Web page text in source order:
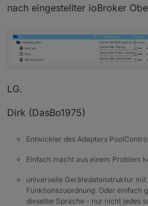
nach eingestellter ioBroker
LG.
Dirk (DasBo1975)
Entwickler des Adapters
Einfach macht aus einem Problem
universelle Gerätedatenstruktur
Funktionszuordnung. Oder einfach
dieselbe Sprache - nur nicht jedes